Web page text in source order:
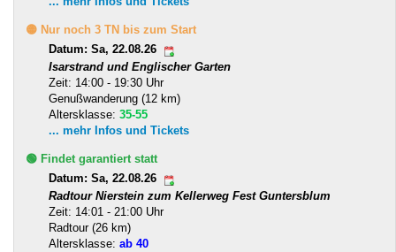
🟡 Nur noch 3 TN bis zum Start
Datum: Sa, 22.08.26
Isarstrand und Englischer Garten
Zeit: 14:00 - 19:30 Uhr
Genußwanderung (12 km)
Altersklasse: 35-55
... mehr Infos und Tickets
🟢 Findet garantiert statt
Datum: Sa, 22.08.26
Radtour Nierstein zum Kellerweg Fest Guntersblum
Zeit: 14:01 - 21:00 Uhr
Radtour (26 km)
Altersklasse: ab 40